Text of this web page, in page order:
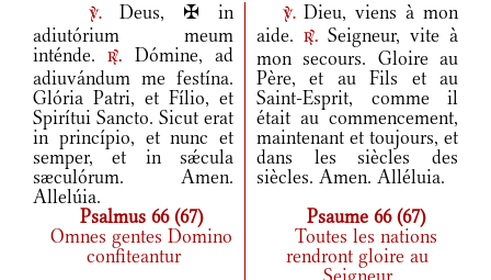
v.Deus, ✠ in
adiutórium meum
inténde.r.
Dómine, ad
adiuvándum me festína.
Glória Patri, et Fílio, et
Spirítui Sancto. Sicut erat
in princípio, et nunc et
semper, et in sǽcula
sæculórum. Amen.
Allelúia.
v.Dieu, viens à mon
aide.
r. Seigneur, vite à
mon secours. Gloire au
Père, et au Fils et au
Saint-Esprit, comme il
était au commencement,
maintenant et toujours, et
dans les siècles des
siècles. Amen. Alléluia.
Psalmus 66 (67)
Psaume 66 (67)
Omnes gentes Domino
confiteantur
Toutes les nations
rendront gloire au